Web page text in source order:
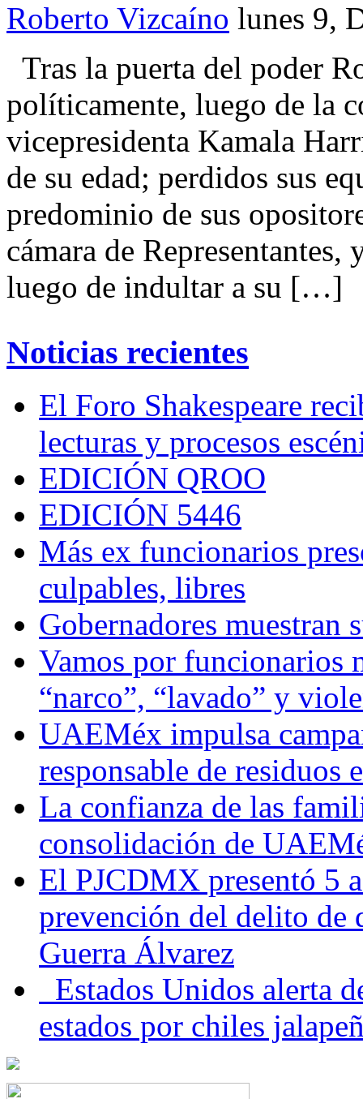
Roberto Vizcaíno lunes 9,
Tras la puerta del poder
políticamente, luego de la
vicepresidenta Kamala
de su edad; perdidos sus
predominio de sus
cámara de
luego de indultar a su […]
Noticias recientes
El Foro Shakespeare
lecturas y procesos
EDICIÓN QROO
EDICIÓN 5446
Más ex funcionarios
culpables, libres
Gobernadores muestran
Vamos por funcionarios
“narco”, “lavado” y
UAEMéx impulsa
responsable de residuos
La confianza de las
consolidación de
El PJCDMX presentó 5
prevención del delito de
Guerra Álvarez
Estados Unidos alerta
estados por chiles